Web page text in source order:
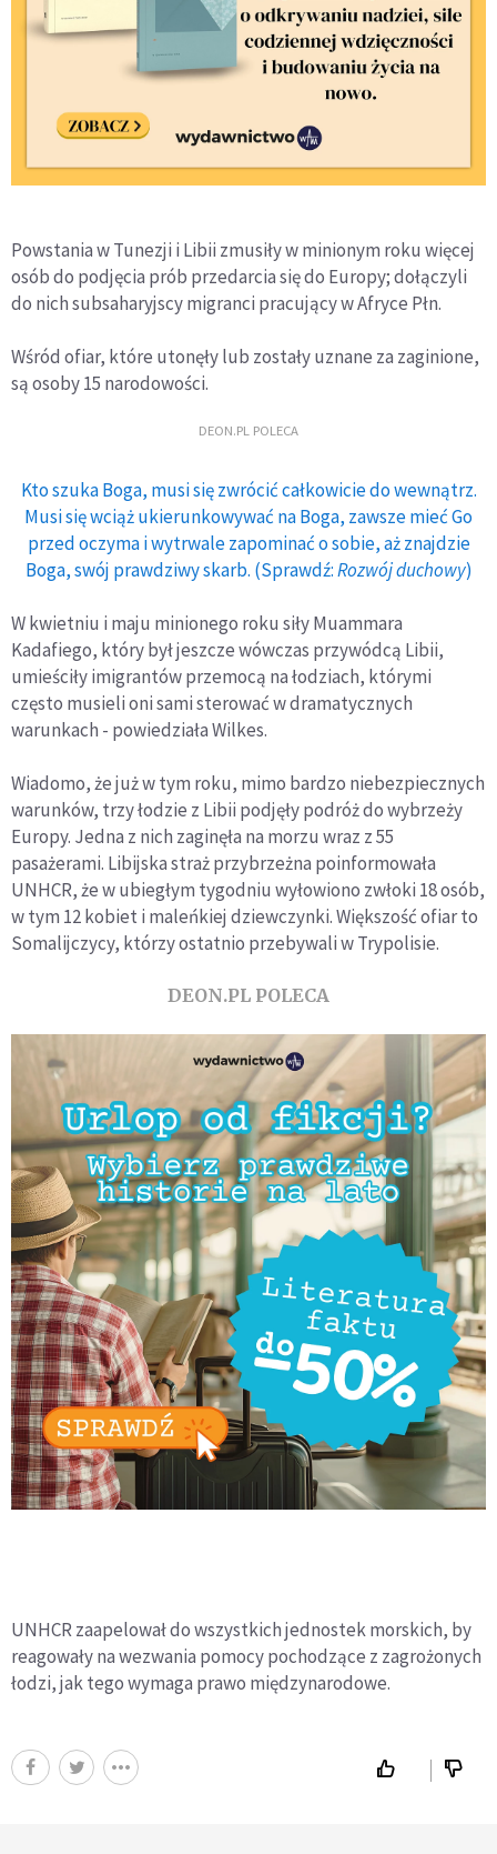
Powstania w Tunezji i Libii zmusiły w minionym roku więcej
osób do podjęcia prób przedarcia się do Europy; dołączyli
do nich subsaharyjscy migranci pracujący w Afryce Płn.
Wśród ofiar, które utonęły lub zostały uznane za zaginione,
są osoby 15 narodowości.
DEON.PL POLECA
Kto szuka Boga, musi się zwrócić całkowicie do wewnątrz.
Musi się wciąż ukierunkowywać na Boga, zawsze mieć Go
przed oczyma i wytrwale zapominać o sobie, aż znajdzie
Boga, swój prawdziwy skarb. (Sprawdź:Rozwój duchowy)
W kwietniu i maju minionego roku siły Muammara
Kadafiego, który był jeszcze wówczas przywódcą Libii,
umieściły imigrantów przemocą na łodziach, którymi
często musieli oni sami sterować w dramatycznych
warunkach - powiedziała Wilkes.
Wiadomo, że już w tym roku, mimo bardzo niebezpiecznych
warunków, trzy łodzie z Libii podjęły podróż do wybrzeży
Europy. Jedna z nich zaginęła na morzu wraz z 55
pasażerami. Libijska straż przybrzeżna poinformowała
UNHCR, że w ubiegłym tygodniu wyłowiono zwłoki 18 osób,
w tym 12 kobiet i maleńkiej dziewczynki. Większość ofiar to
Somalijczycy, którzy ostatnio przebywali w Trypolisie.
DEON.PL POLECA
UNHCR zaapelował do wszystkich jednostek morskich, by
reagowały na wezwania pomocy pochodzące z zagrożonych
łodzi, jak tego wymaga prawo międzynarodowe.